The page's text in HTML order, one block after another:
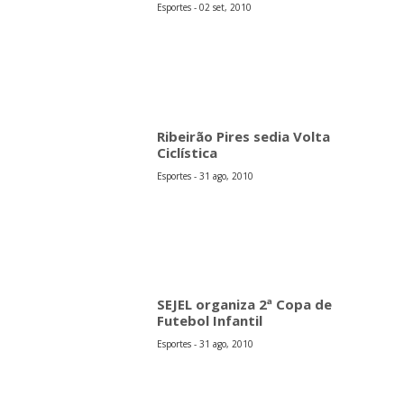
Esportes - 02 set, 2010
Ribeirão Pires sedia Volta
Ciclística
Esportes - 31 ago, 2010
SEJEL organiza 2ª Copa de
Futebol Infantil
Esportes - 31 ago, 2010